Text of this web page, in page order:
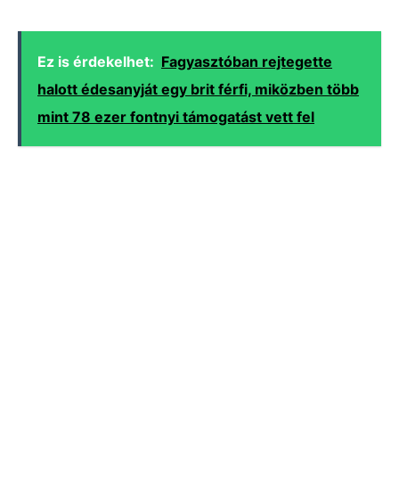
Ez is érdekelhet: Fagyasztóban rejtegette
halott édesanyját egy brit férfi, miközben több
mint 78 ezer fontnyi támogatást vett fel